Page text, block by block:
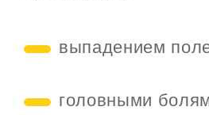
выпадением
головными